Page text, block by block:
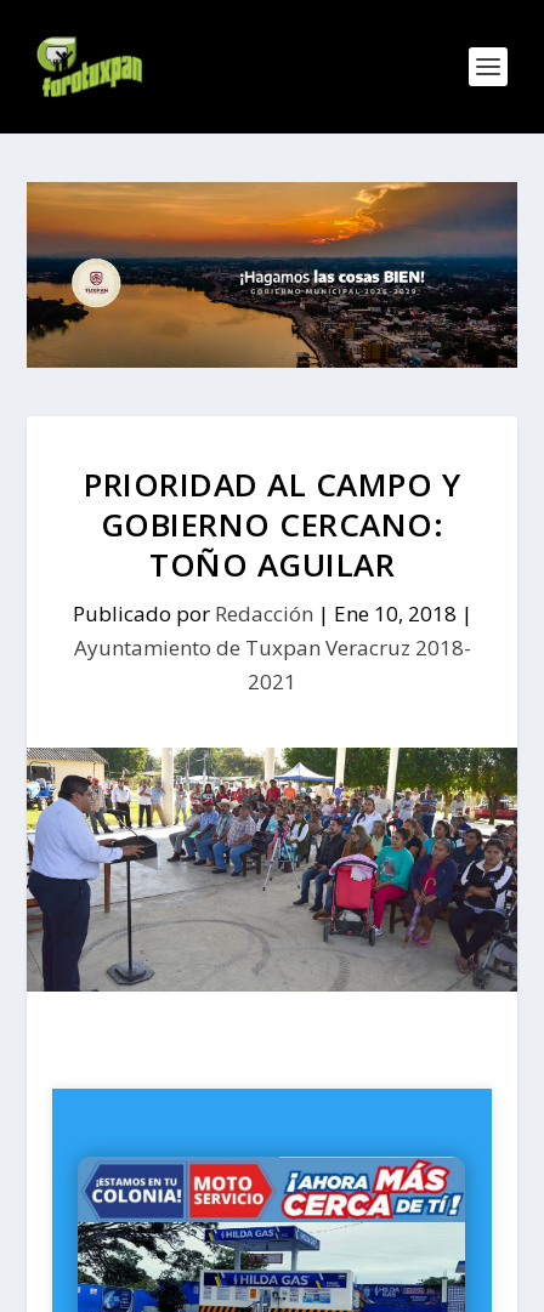
PRIORIDAD AL CAMPO Y
GOBIERNO CERCANO:
TOÑO AGUILAR
Publicado por Redacción | Ene 10, 2018 |
Ayuntamiento de Tuxpan Veracruz 2018-
2021